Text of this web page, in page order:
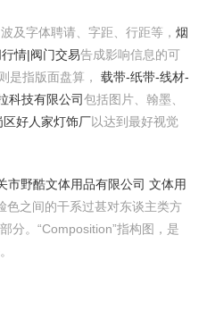
及字体聘请、字距、行距等， 烟
情|阀门交易告成影响信息的可
是指版面盘算， 载带-纸带-线材-
科技有限公司包括图片、翰墨、
区好人家灯饰厂以达到最好视觉
市野酷文体用品有限公司 文体用
色之间的干系过甚对东谈主类方
分。“Composition”指构图，是